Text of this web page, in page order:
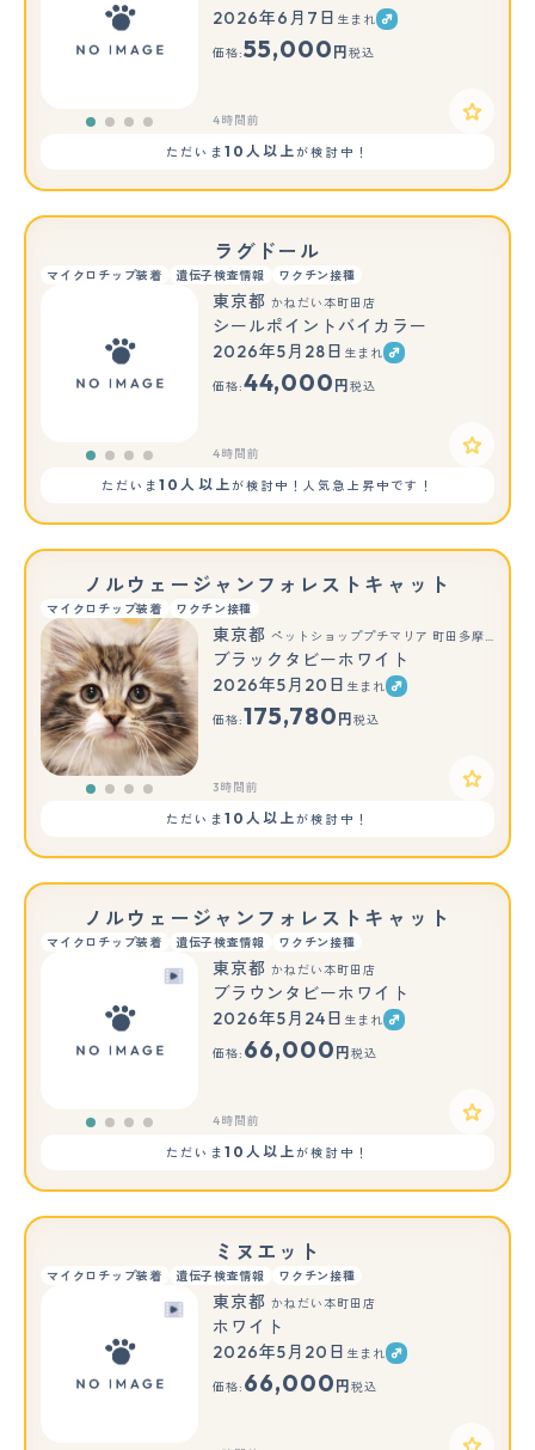
2026年6月7日 生まれ
価格:55,000 円 税込
4時間前
ただいま 10人以上が検討中！
ラグドール
マイクロチップ装着 遺伝子検査情報 ワクチン接種
東京都 かねだい本町田店
シールポイントバイカラー
2026年5月28日 生まれ
価格:44,000 円 税込
4時間前
ただいま10人以上が検討中！人気急上昇中です！
ノルウェージャンフォレストキャット
マイクロチップ装着 ワクチン接種
東京都 ペットショッププチマリア 町田多摩境店
ブラックタビーホワイト
2026年5月20日 生まれ
価格:175,780 円 税込
3時間前
ただいま 10人以上が検討中！
ノルウェージャンフォレストキャット
マイクロチップ装着 遺伝子検査情報 ワクチン接種
東京都 かねだい本町田店
ブラウンタビーホワイト
2026年5月24日 生まれ
価格: 66,000 円 税込
4時間前
ただいま 10人以上が検討中！
ミヌエット
マイクロチップ装着 遺伝子検査情報 ワクチン接種
東京都 かねだい本町田店
ホワイト
2026年5月20日 生まれ
価格: 66,000 円 税込